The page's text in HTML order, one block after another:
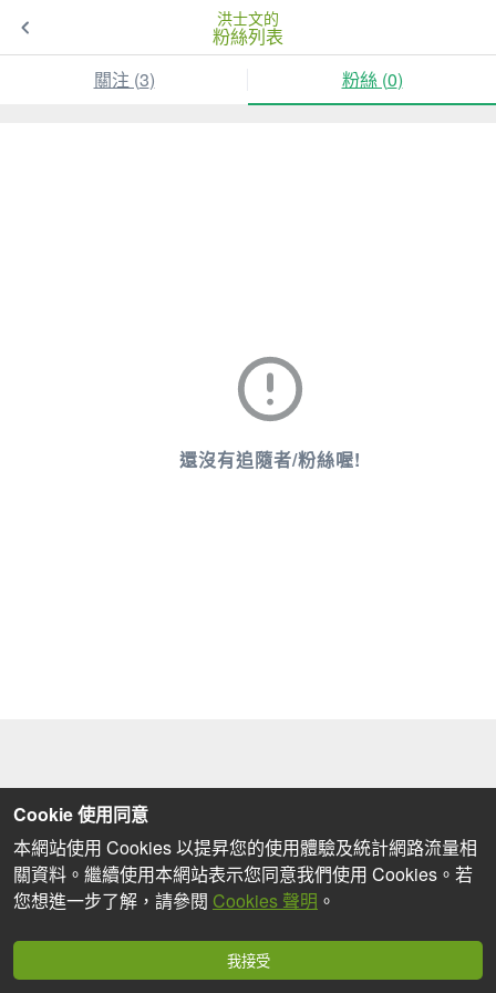
洪士文的
粉絲列表
關注 (3) 粉絲 (0)
還沒有追隨者/粉絲喔!
Cookie 使用同意
本網站使用 Cookies 以提昇您的使用體驗及統計網路流量相
關資料。繼續使用本網站表示您同意我們使用 Cookies。若
您想進一步了解，請參閱 Cookies 聲明 。
我接受